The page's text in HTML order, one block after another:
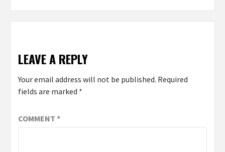
LEAVE A REPLY
Your email address will not be published. Required
fields are marked *
COMMENT *